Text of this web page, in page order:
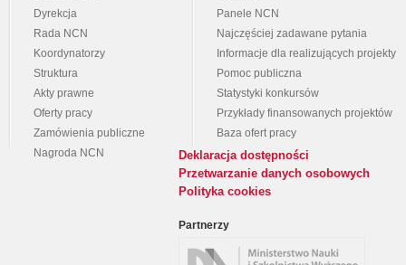
Dyrekcja
Rada NCN
Koordynatorzy
Struktura
Akty prawne
Oferty pracy
Zamówienia publiczne
Nagroda NCN
Panele NCN
Najczęściej zadawane pytania
Informacje dla realizujących projekty
Pomoc publiczna
Statystyki konkursów
Przykłady finansowanych projektów
Baza ofert pracy
Deklaracja dostępności
Przetwarzanie danych osobowych
Polityka cookies
Partnerzy